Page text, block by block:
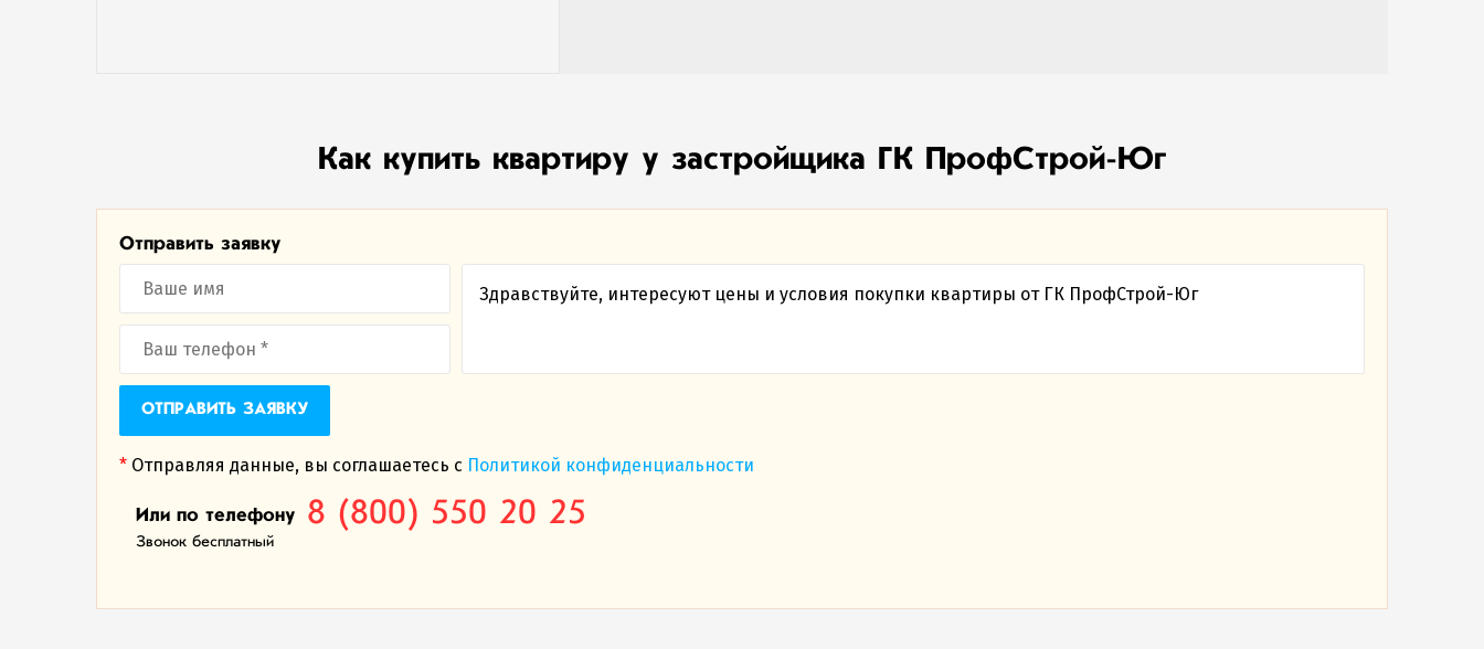
Как купить квартиру у застройщика ГК ПрофСтрой-Юг
Отправить заявку
ОТПРАВИТЬ ЗАЯВКУ
* Отправляя данные, вы соглашаетесь с Политикой конфиденциальности
Или по телефону 8 (800) 550 20 25
Звонок бесплатный